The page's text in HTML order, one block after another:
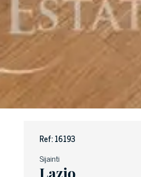
Ref: 16193
Sijainti